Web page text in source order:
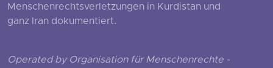
Menschenrechtsverletzungen in Kurdistan und
ganz Iran dokumentiert.
Operated by Organisation für Menschenrechte -